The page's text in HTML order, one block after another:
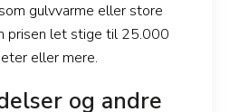
gulvvarme eller store
prisen let stige til 25.000
eller mere.
og andre